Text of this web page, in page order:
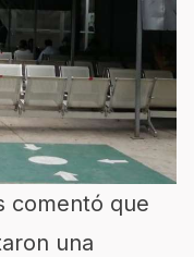
comentó que
una